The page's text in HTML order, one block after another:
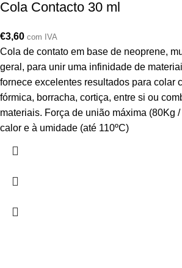
Cola Contacto 30 ml
€3,60 com IVA
Cola de contato em base de neoprene,
geral, para unir uma infinidade de
fornece excelentes resultados para colar
fórmica, borracha, cortiça, entre si ou
materiais. Força de união máxima (80Kg
calor e à umidade (até 110ºC)